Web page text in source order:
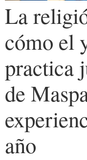
La
cómo el
practica
de
año